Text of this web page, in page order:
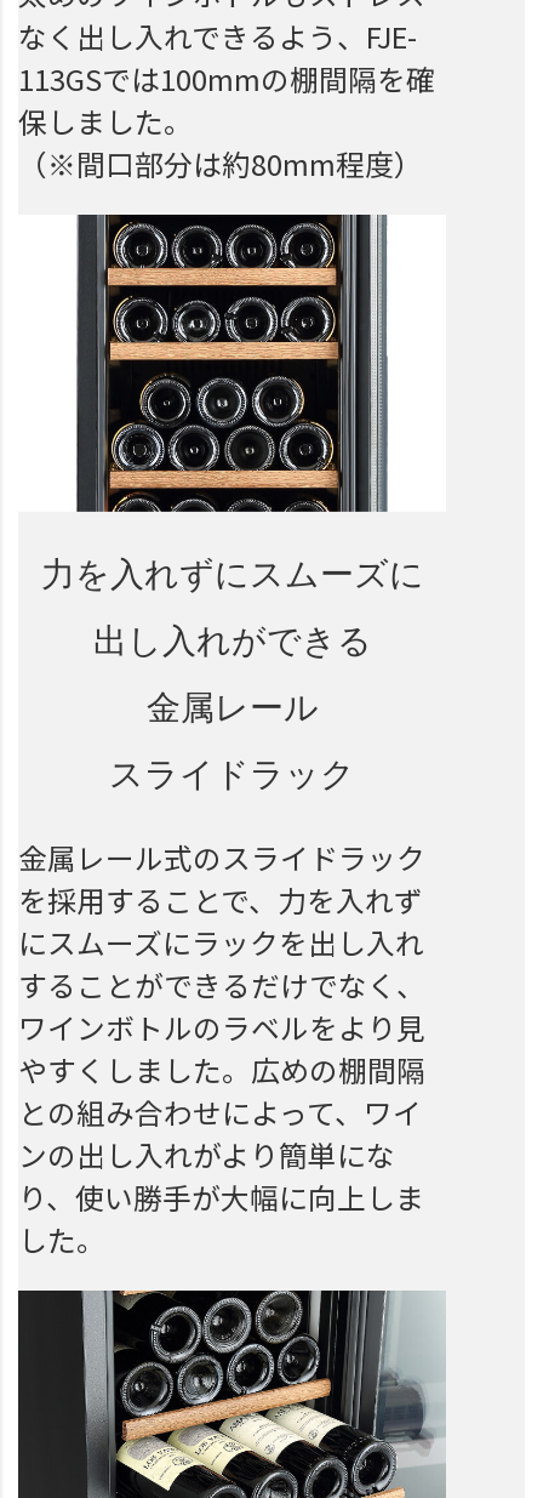
なく出し入れできるよう、FJE-
113GSでは100mmの棚間隔を確
保しました。
（※間口部分は約80mm程度）
力を入れずにスムーズに
出し入れができる
金属レール
スライドラック
金属レール式のスライドラック
を採用することで、力を入れず
にスムーズにラックを出し入れ
することができるだけでなく、
ワインボトルのラベルをより見
やすくしました。広めの棚間隔
との組み合わせによって、ワイ
ンの出し入れがより簡単にな
り、使い勝手が大幅に向上しま
した。